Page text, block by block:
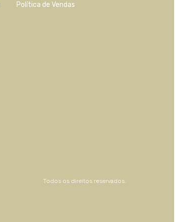
Política de Vendas
Todos os direitos reservados.